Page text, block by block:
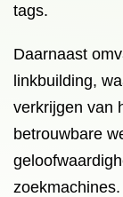
tags.
Daarnaast
linkbuilding,
verkrijgen van
betrouwbare
zoekmachines.